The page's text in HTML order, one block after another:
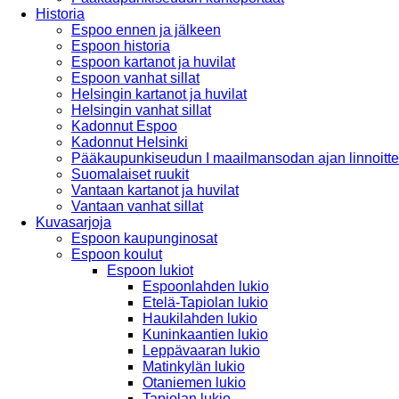
Historia
Espoo ennen ja jälkeen
Espoon historia
Espoon kartanot ja huvilat
Espoon vanhat sillat
Helsingin kartanot ja huvilat
Helsingin vanhat sillat
Kadonnut Espoo
Kadonnut Helsinki
Pääkaupunkiseudun I maailmansodan ajan
Suomalaiset ruukit
Vantaan kartanot ja huvilat
Vantaan vanhat sillat
Kuvasarjoja
Espoon kaupunginosat
Espoon koulut
Espoon lukiot
Espoonlahden lukio
Etelä-Tapiolan lukio
Haukilahden lukio
Kuninkaantien lukio
Leppävaaran lukio
Matinkylän lukio
Otaniemen lukio